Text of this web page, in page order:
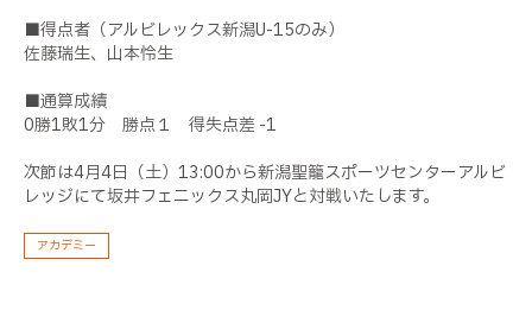
■得点者（アルビレックス新潟U-15のみ）
佐藤瑞生、山本怜生
■通算成績
0勝1敗1分 勝点１ 得失点差 -1
次節は4月4日（土）13:00から新潟聖籠スポーツセンターアルビ
レッジにて坂井フェニックス丸岡JYと対戦いたします。
アカデミー